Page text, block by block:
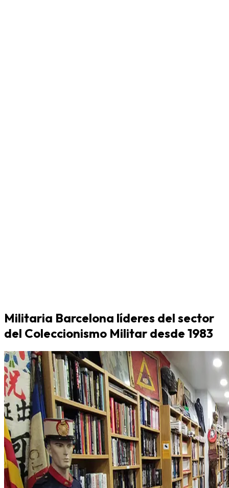
Militaria Barcelona líderes del sector
del Coleccionismo Militar desde 1983